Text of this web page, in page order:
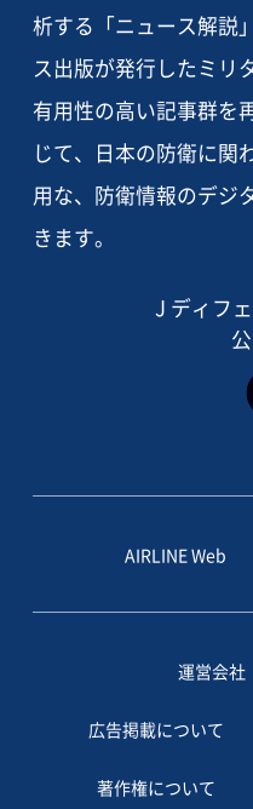
析する「ニュース解説
ス出版が発行したミリ
有用性の高い記事群を
じて、日本の防衛に関
用な、防衛情報のデジ
きます。
J ディフ
AIRLINE Web
運営会社
広告掲載について
著作権について